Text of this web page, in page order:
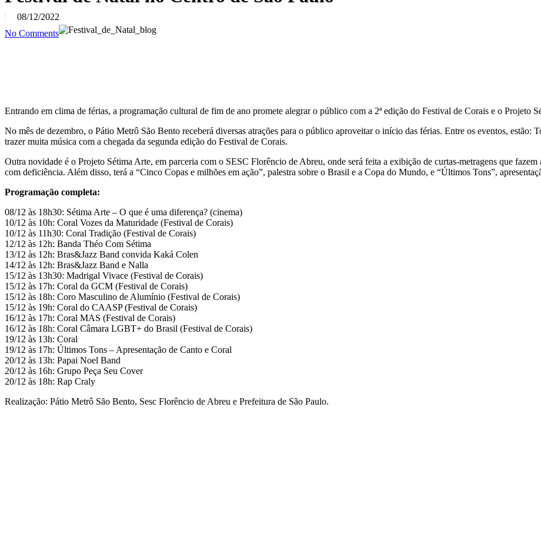
08/12/2022
No Comments
Entrando em clima de férias, a programação cultural de fim de ano promete alegrar o público com a 2ª edição do Festival de Corais e o Projeto
No mês de dezembro, o Pátio Metrô São Bento receberá diversas atrações para o público aproveitar o início das férias. Entre os eventos,
trazer muita música com a chegada da segunda edição do Festival de Corais.
Outra novidade é o Projeto Sétima Arte, em parceria com o SESC Florêncio de Abreu, onde será feita a exibição de curtas-metragens que
com deficiência. Além disso, terá a “Cinco Copas e milhões em ação”, palestra sobre o Brasil e a Copa do Mundo, e “Últimos Tons”,
Programação completa:
08/12 às 18h30: Sétima Arte – O que é uma diferença? (cinema)
10/12 às 10h: Coral Vozes da Maturidade (Festival de Corais)
10/12 às 11h30: Coral Tradição (Festival de Corais)
12/12 às 12h: Banda Théo Com Sétima
13/12 às 12h: Bras&Jazz Band convida Kaká Colen
14/12 às 12h: Bras&Jazz Band e Nalla
15/12 às 13h30: Madrigal Vivace (Festival de Corais)
15/12 às 17h: Coral da GCM (Festival de Corais)
15/12 às 18h: Coro Masculino de Alumínio (Festival de Corais)
15/12 às 19h: Coral do CAASP (Festival de Corais)
16/12 às 17h: Coral MAS (Festival de Corais)
16/12 às 18h: Coral Câmara LGBT+ do Brasil (Festival de Corais)
19/12 às 13h: Coral
19/12 às 17h: Últimos Tons – Apresentação de Canto e Coral
20/12 às 13h: Papai Noel Band
20/12 às 16h: Grupo Peça Seu Cover
20/12 às 18h: Rap Craly
Realização: Pátio Metrô São Bento, Sesc Florêncio de Abreu e Prefeitura de São Paulo.